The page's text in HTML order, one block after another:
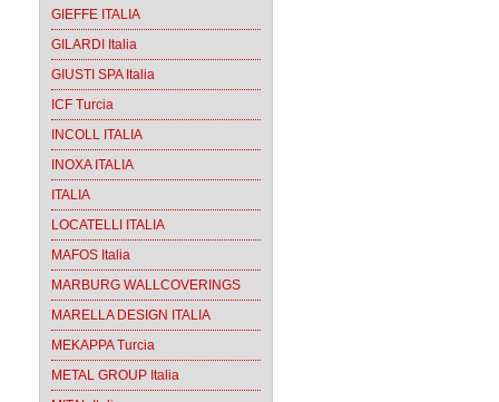
GIEFFE ITALIA
GILARDI Italia
GIUSTI SPA Italia
ICF Turcia
INCOLL ITALIA
INOXA ITALIA
ITALIA
LOCATELLI ITALIA
MAFOS Italia
MARBURG WALLCOVERINGS
MARELLA DESIGN ITALIA
MEKAPPA Turcia
METAL GROUP Italia